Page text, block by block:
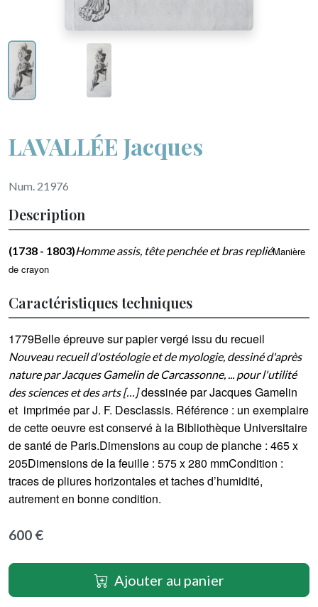
LAVALLÉE Jacques
Num. 21976
Description
(1738 - 1803)Homme assis, tête penchée et bras repliéManière
de crayon
Caractéristiques techniques
1779Belle épreuve sur papier vergé issu du recueil
Nouveau recueil d'ostéologie et de myologie, dessiné d'après
nature par Jacques Gamelin de Carcassonne, ... pour l'utilité
des sciences et des arts […]dessinée par Jacques Gamelin
et imprimée par J. F. Desclassis. Référence : un exemplaire
de cette oeuvre est conservé à la Bibliothèque Universitaire
de santé de Paris.Dimensions au coup de planche : 465 x
205Dimensions de la feuille : 575 x 280 mmCondition :
traces de pliures horizontales et taches d’humidité,
autrement en bonne condition.
600 €
Ajouter au panier